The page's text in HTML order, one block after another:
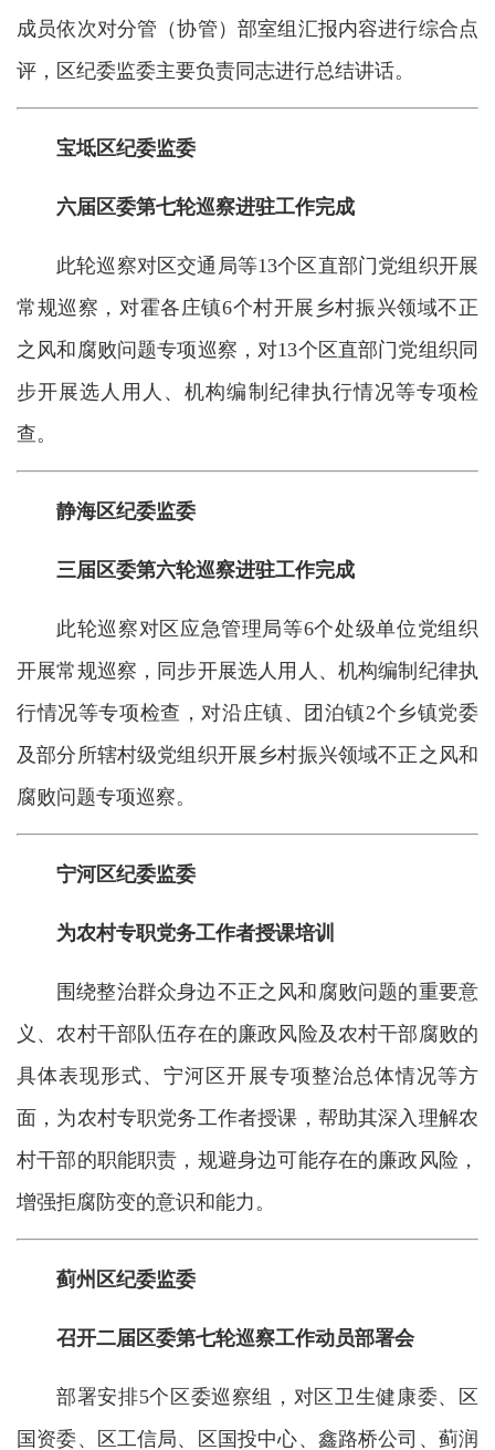
成员依次对分管（协管）部室组汇报内容进行综合点
评，区纪委监委主要负责同志进行总结讲话。
宝坻区纪委监委
六届区委第七轮巡察进驻工作完成
此轮巡察对区交通局等13个区直部门党组织开展
常规巡察，对霍各庄镇6个村开展乡村振兴领域不正
之风和腐败问题专项巡察，对13个区直部门党组织同
步开展选人用人、机构编制纪律执行情况等专项检
查。
静海区纪委监委
三届区委第六轮巡察进驻工作完成
此轮巡察对区应急管理局等6个处级单位党组织
开展常规巡察，同步开展选人用人、机构编制纪律执
行情况等专项检查，对沿庄镇、团泊镇2个乡镇党委
及部分所辖村级党组织开展乡村振兴领域不正之风和
腐败问题专项巡察。
宁河区纪委监委
为农村专职党务工作者授课培训
围绕整治群众身边不正之风和腐败问题的重要意
义、农村干部队伍存在的廉政风险及农村干部腐败的
具体表现形式、宁河区开展专项整治总体情况等方
面，为农村专职党务工作者授课，帮助其深入理解农
村干部的职能职责，规避身边可能存在的廉政风险，
增强拒腐防变的意识和能力。
蓟州区纪委监委
召开二届区委第七轮巡察工作动员部署会
部署安排5个区委巡察组，对区卫生健康委、区
国资委、区工信局、区国投中心、鑫路桥公司、蓟润